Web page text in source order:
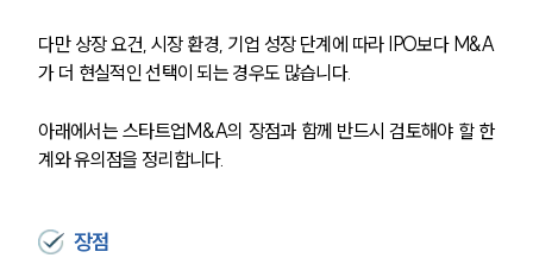
다만 상장 요건, 시장 환경, 기업 성장 단계에 따라 IPO보다 M&A
가 더 현실적인 선택이 되는 경우도 많습니다.
아래에서는 스타트업M&A의 장점과 함께 반드시 검토해야 할 한
계와 유의점을 정리합니다.
장점